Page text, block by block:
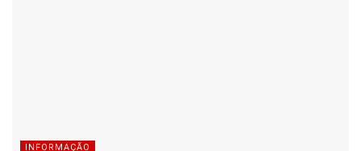
INFORMAÇÃO